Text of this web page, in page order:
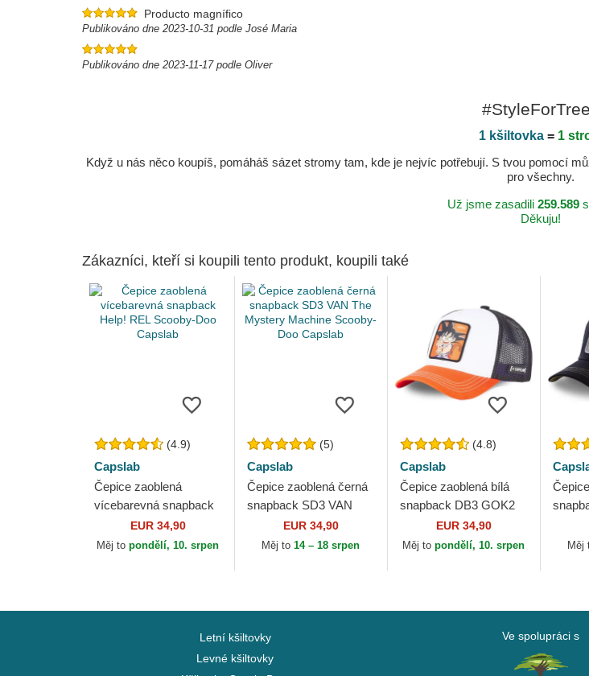
Producto magnífico
Publikováno dne 2023-10-31 podle José Maria
Publikováno dne 2023-11-17 podle Oliver
1 kšiltovka= 1
Když u nás něco koupíš, pomáháš sázet stromy tam, kde je nejvíc potřebují. S tvou pomocí
pro všechny.
Už jsme zasadili 259.589
Děkuju!
Zákazníci, kteří si koupili tento produkt, koupili také
(4.9)
Capslab
Čepice zaoblená
vícebarevná snapback
Help! REL Scooby-Doo
Capslab
EUR 34,90
Měj topondělí, 10. srpen
(5)
Capslab
Čepice zaoblená černá
snapback SD3 VAN
The Mystery Machine
Scooby-Doo Capslab
EUR 34,90
Měj to14 – 18 srpen
(4.8)
Capslab
Čepice zaoblená bílá
snapback DB3 GOK2
Son Goku Dragon Ball
Capslab
EUR 34,90
Měj topondělí, 10. srpen
Letní kšiltovky
Levné kšiltovky
Ve spolupráci s